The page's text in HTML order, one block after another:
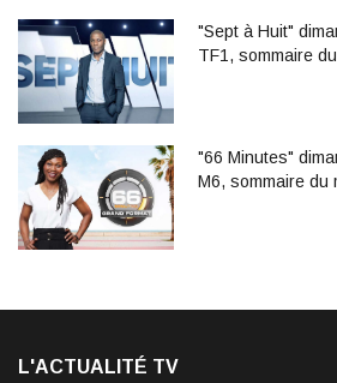
"Sept à Huit"
TF1, sommaire
"66 Minutes"
M6, sommaire du
L'ACTUALITÉ TV